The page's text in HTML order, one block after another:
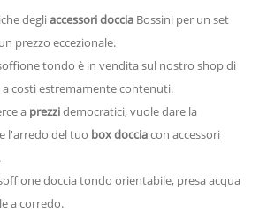
degliaccessori doccia Bossini per un set
prezzo eccezionale.
tondo è in vendita sul nostro shop di
costi estremamente contenuti.
a prezzidemocratici, vuole dare la
l'arredo del tuo box docciacon accessori
doccia tondo orientabile, presa acqua
a corredo.